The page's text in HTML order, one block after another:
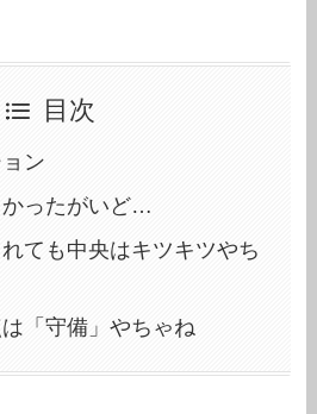
目次
ン
ったがいど…
ても中央はキツキツやち
「守備」やちゃね